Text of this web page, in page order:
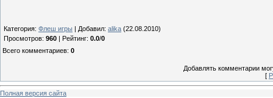
Категория: Флеш игры Добавил: alika (22.08.2010)
Просмотров: 960 Рейтинг: 0.0/0
Всего комментариев: 0
Добавлять комментарии
[
Полная версия сайта